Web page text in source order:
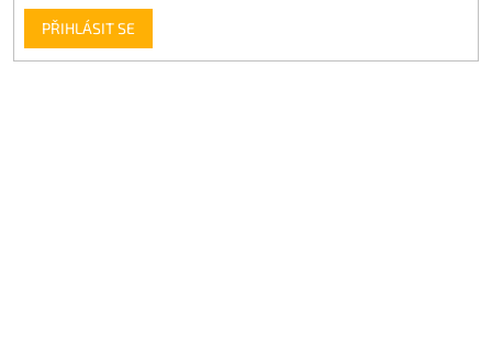
PŘIHLÁSIT SE